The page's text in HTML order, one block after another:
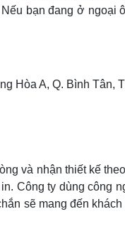
bạn đang ở ngoại
Hòa A, Q. Bình Tân,
và nhận thiết kế
Công ty dùng công
sẽ mang đến